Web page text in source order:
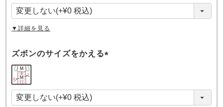
須
)
▼詳細を見る
ズボンのサイズをかえる
須
)